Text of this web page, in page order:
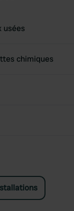
usées
chimiques